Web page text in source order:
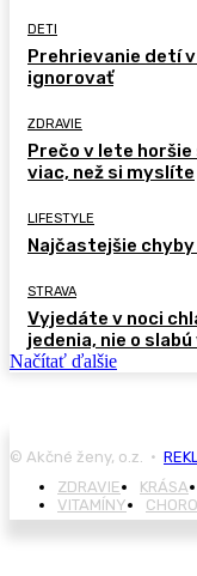
DETI
Prehrievanie detí
ignorovať
ZDRAVIE
Prečo v lete
viac, než si myslíte
LIFESTYLE
Najčastejšie
STRAVA
Vyjedáte v noci
jedenia, nie o slabú
Načítať ďalšie
© Akčné ženy, o.z. •
ZDRAVIE
KRÁSA
VITAMÍNY